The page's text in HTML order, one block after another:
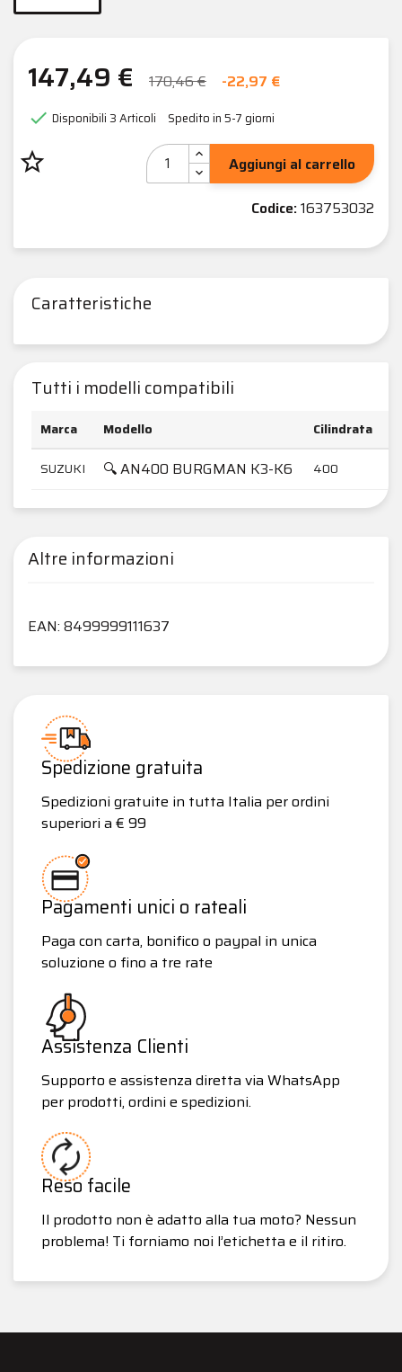
147,49 € 170,46 € -22,97 €
 Disponibili3 Articoli Spedito in 5-7 giorni
star_border
Aggiungi al carrello
Codice:163753032
Caratteristiche
Tutti i modelli compatibili
Marca Modello Cilindrata
SUZUKI
🔍 AN400 BURGMAN K3-K6 400
Altre informazioni
EAN: 8499999111637
Spedizione gratuita
Spedizioni gratuite in tutta Italia per ordini
superiori a € 99
Pagamenti unici o rateali
Paga con carta, bonifico o paypal in unica
soluzione o fino a tre rate
Assistenza Clienti
Supporto e assistenza diretta via WhatsApp
per prodotti, ordini e spedizioni.
Reso facile
Il prodotto non è adatto alla tua moto? Nessun
problema! Ti forniamo noi l’etichetta e il ritiro.